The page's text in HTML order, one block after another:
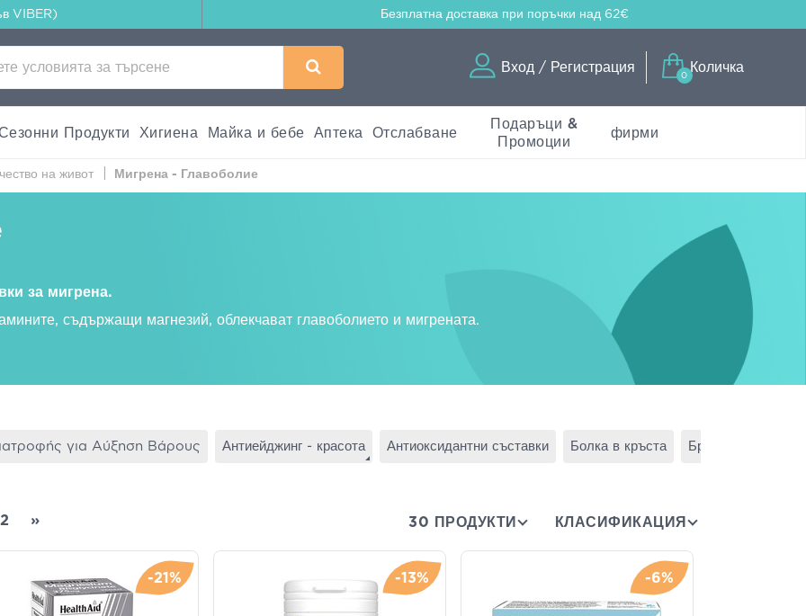
VIBER) Безплатна доставка при поръчки над 62€
Вход / Регистрация
0
Количка
Продукти Хигиена Майка и бебе Аптека Отслабване
Подаръци &
Промоции
фирми
на живот Мигрена - Главоболие
за мигрена.
съдържащи магнезий, облекчават главоболието и мигрената.
για Αύξηση Βάρους Антиейджинг - красота Антиоксидантни съставки Болка в кръста Бременност -
2 » 30 ПРОДУКТИ КЛАСИФИКАЦИЯ
-21% -13% -6%